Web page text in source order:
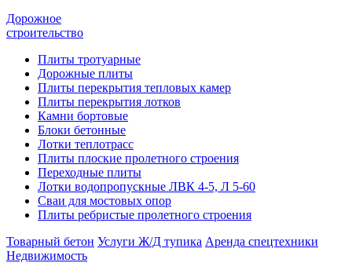
Дорожное
строительство
Плиты тротуарные
Дорожные плиты
Плиты перекрытия тепловых камер
Плиты перекрытия лотков
Камни бортовые
Блоки бетонные
Лотки теплотрасс
Плиты плоские пролетного строения
Переходные плиты
Лотки водопропускные ЛВК 4-5, Л 5-60
Сваи для мостовых опор
Плиты ребристые пролетного строения
Товарный бетон Услуги Ж/Д тупика Аренда спецтехники
Недвижимость